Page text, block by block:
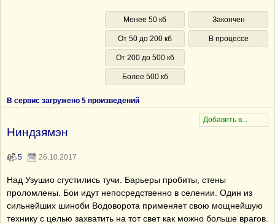
Менее 50 кб
От 50 до 200 кб
От 200 до 500 кб
Более 500 кб
Закончен
В процессе
В сервис загружено 5 произведений
Ниндзямэн
5 26.10.2017
Над Узушио сгустились тучи. Барьеры пробиты, стены
проломлены. Бои идут непосредственно в селении. Один из
сильнейших шиноби Водоворота применяет свою мощнейшую
технику с целью захватить на тот свет как можно больше врагов.